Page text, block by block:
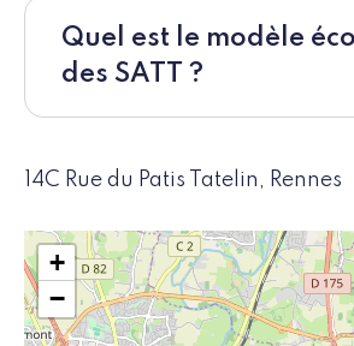
Quel est le modèle
des SATT ?
14C Rue du Patis Tatelin, Rennes
+
−